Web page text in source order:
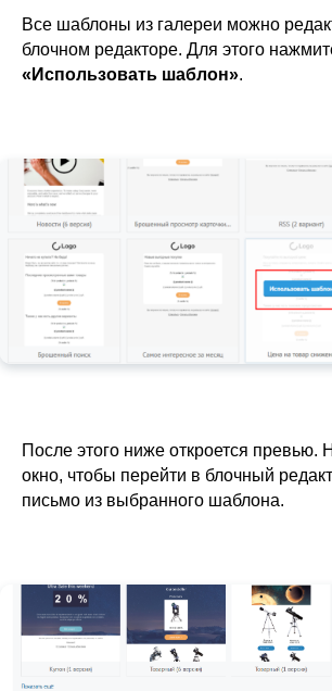
Все шаблоны из галереи можно
блочном редакторе. Для этого
«Использовать шаблон».
После этого ниже откроется превью.
окно, чтобы перейти в блочный
письмо из выбранного шаблона.